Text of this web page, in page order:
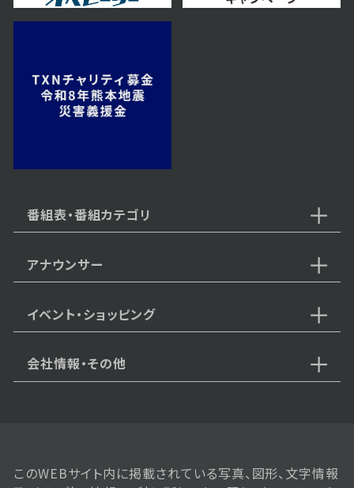
第10話 甘いキス
2024年12月05日 放送
番組表・番組カテゴリ
アナウンサー
イベント・ショッピング
会社情報・その他
このWEBサイト内に掲載されている写真、図形、文字情報